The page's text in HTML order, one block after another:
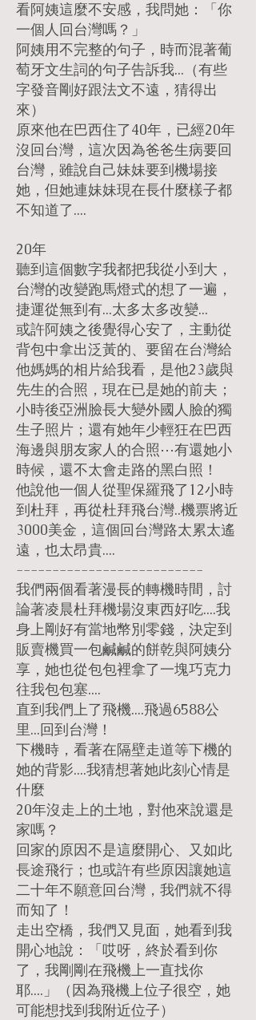
看阿姨這麼不安感，我問她：「你
一個人回台灣嗎？」
阿姨用不完整的句子，時而混著葡
萄牙文生詞的句子告訴我...（有些
字發音剛好跟法文不遠，猜得出
來）
原來他在巴西住了40年，已經20年
沒回台灣，這次因為爸爸生病要回
台灣，雖說自己妹妹要到機場接
她，但她連妹妹現在長什麼樣子都
不知道了....
20年
聽到這個數字我都把我從小到大，
台灣的改變跑馬燈式的想了一遍，
捷運從無到有...太多太多改變...
或許阿姨之後覺得心安了，主動從
背包中拿出泛黃的、要留在台灣給
他媽媽的相片給我看，是他23歲與
先生的合照，現在已是她的前夫；
小時後亞洲臉長大變外國人臉的獨
生子照片；還有她年少輕狂在巴西
海邊與朋友家人的合照⋯有還她小
時候，還不太會走路的黑白照！
他說他一個人從聖保羅飛了12小時
到杜拜，再從杜拜飛台灣..機票將近
3000美金，這個回台灣路太累太遙
遠，也太昂貴....
--------------------------
我們兩個看著漫長的轉機時間，討
論著凌晨杜拜機場沒東西好吃....我
身上剛好有當地幣別零錢，決定到
販賣機買一包鹹鹹的餅乾與阿姨分
享，她也從包包裡拿了一塊巧克力
往我包包塞....
直到我們上了飛機....飛過6588公
里...回到台灣！
下機時，看著在隔壁走道等下機的
她的背影....我猜想著她此刻心情是
什麼
20年沒走上的土地，對他來說還是
家嗎？
回家的原因不是這麼開心、又如此
長途飛行；也或許有些原因讓她這
二十年不願意回台灣，我們就不得
而知了！
走出空橋，我們又見面，她看到我
開心地說：「哎呀，終於看到你
了，我剛剛在飛機上一直找你
耶....」（因為飛機上位子很空，她
可能想找到我附近位子）